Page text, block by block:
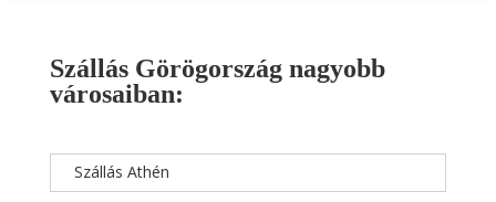
Szállás Görögország nagyobb
városaiban:
Szállás Athén